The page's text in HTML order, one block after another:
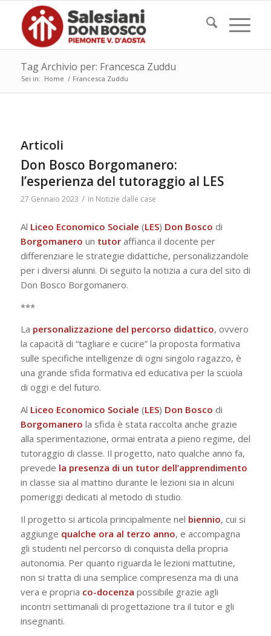
Tag Archivio per: Francesca Zuddu
Sei in: Home / Francesca Zuddu
Articoli
Don Bosco Borgomanero:
l’esperienza del tutoraggio al LES
27 Gennaio 2023 / in Notizie dalle case
Al Liceo Economico Sociale (LES) Don Bosco di
Borgomanero un tutoraffianca il docente per
differenziare le strategie didattiche, personalizzandole
per i diversi alunni. Di seguito la notizia a cura del sito di
Don Bosco Borgomanero.
***
La personalizzazione del percorso didattico, ovvero
la capacità di “tagliare e cucire” la proposta formativa
sulle specifiche intelligenze di ogni singolo ragazzo, è
una grande sfida formativa ed educativa per la scuola
di oggi e del futuro.
Al Liceo Economico Sociale (LES) Don Bosco di
Borgomanero la sfida è stata raccolta anche grazie
alla sperimentazione, ormai entrata a pieno regime, del
tutoraggio di classe. Il progetto, nato qualche anno fa,
prevede la presenza di un tutor dell’apprendimento
in classe sia al mattino durante le lezioni sia in alcuni
pomeriggi dedicati al metodo di studio.
Il progetto si articola principalmente nel biennio, cui si
aggiunge qualche ora al terzo anno, e accompagna
gli studenti nel percorso di conquista della propria
autonomia. Per quanto riguarda le lezioni mattutine,
non si tratta di una semplice compresenza ma di una
vera e propria co-docenza possibile grazie agli
incontri settimanali di progettazione tra il tutor e gli
insegnanti.